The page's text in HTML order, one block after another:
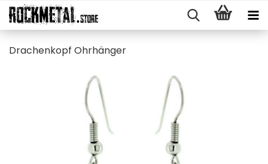
Dra­chen­kopf Ohr­hän­ger